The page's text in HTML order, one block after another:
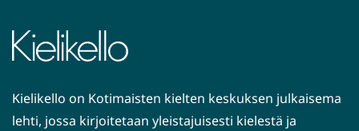
Kielikello on Kotimaisten kielten keskuksen julkaisema
lehti, jossa kirjoitetaan yleistajuisesti kielestä ja